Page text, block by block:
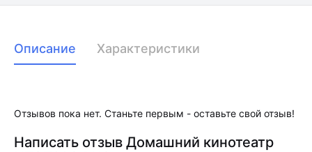
Описание Характеристики
Отзывов пока нет. Станьте первым - оставьте свой отзыв!
Написать отзыв Домашний кинотеатр